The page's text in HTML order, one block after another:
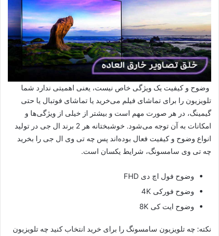
وضوح و کیفیت یک ویژگی خاص نیست، یعنی اهمیتی ندارد شما
تلویزیون را برای تماشای فیلم می‌خرید یا تماشای فوتبال یا حتی
گیمینگ، در هر صورت مهم است و بیشتر از خیلی از ویژگی‌ها و
امکانات به آن توجه می‌شود. خوشبختانه هر 2 برند ال جی در تولید
انواع وضوح و کیفیت فعال بوده‌اند پس چه تی وی ال جی را بخرید
چه تی وی سامسونگ، شرایط یکسان است.
وضوح فول اچ دی FHD
وضوح فورکی 4K
وضوح ایت کی 8K
نکته: چه تلویزیون سامسونگ را برای خرید انتخاب کنید چه تلویزیون